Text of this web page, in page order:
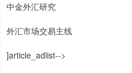
中金外汇研究
外汇市场交易主线
]article_adlist-->